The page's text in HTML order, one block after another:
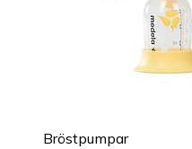
Bröstpumpar